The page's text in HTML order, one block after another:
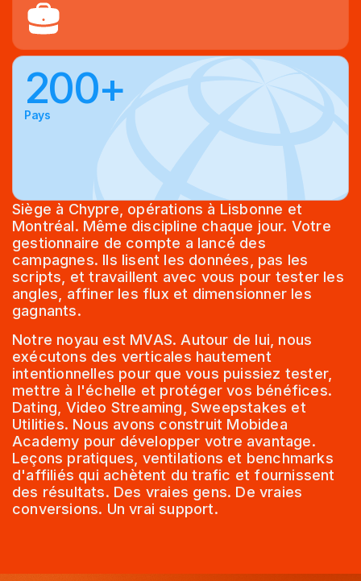
Siège à Chypre, opérations à Lisbonne et
Montréal. Même discipline chaque jour. Votre
gestionnaire de compte a lancé des
campagnes. Ils lisent les données, pas les
scripts, et travaillent avec vous pour tester les
angles, affiner les flux et dimensionner les
gagnants.
Notre noyau est MVAS. Autour de lui, nous
exécutons des verticales hautement
intentionnelles pour que vous puissiez tester,
mettre à l'échelle et protéger vos bénéfices.
Dating, Video Streaming, Sweepstakes et
Utilities. Nous avons construit Mobidea
Academy pour développer votre avantage.
Leçons pratiques, ventilations et benchmarks
d'affiliés qui achètent du trafic et fournissent
des résultats. Des vraies gens. De vraies
conversions. Un vrai support.
200+
Pays